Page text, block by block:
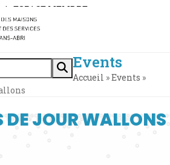
| ESPACE MEMBRE
Events
Accueil »Events »
DE JOUR WALLONS